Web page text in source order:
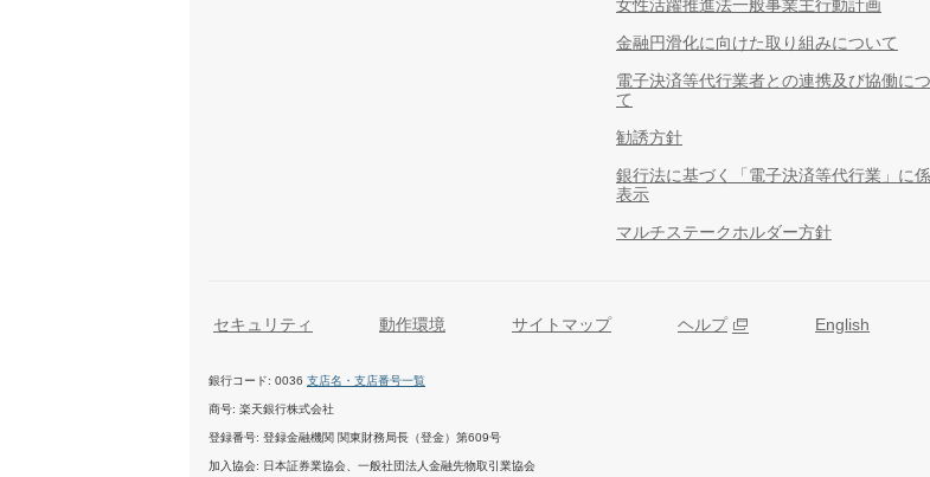
女性活躍推進法一般事業主行動計画
金融円滑化に向けた取り組みについて
電子決済等代行業者との連携及び協働に
て
勧誘方針
銀行法に基づく「電子決済等代行業」に
表示
マルチステークホルダー方針
セキュリティ 動作環境 サイトマップ ヘルプ English
銀行コード 0036 支店名・支店番号一覧
商号 楽天銀行株式会社
登録番号 登録金融機関 関東財務局長（登金）第609号
加入協会 日本証券業協会、一般社団法人金融先物取引業協会